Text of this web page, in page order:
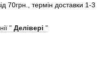
70грн., термін доставки 1-3
" Делівері "